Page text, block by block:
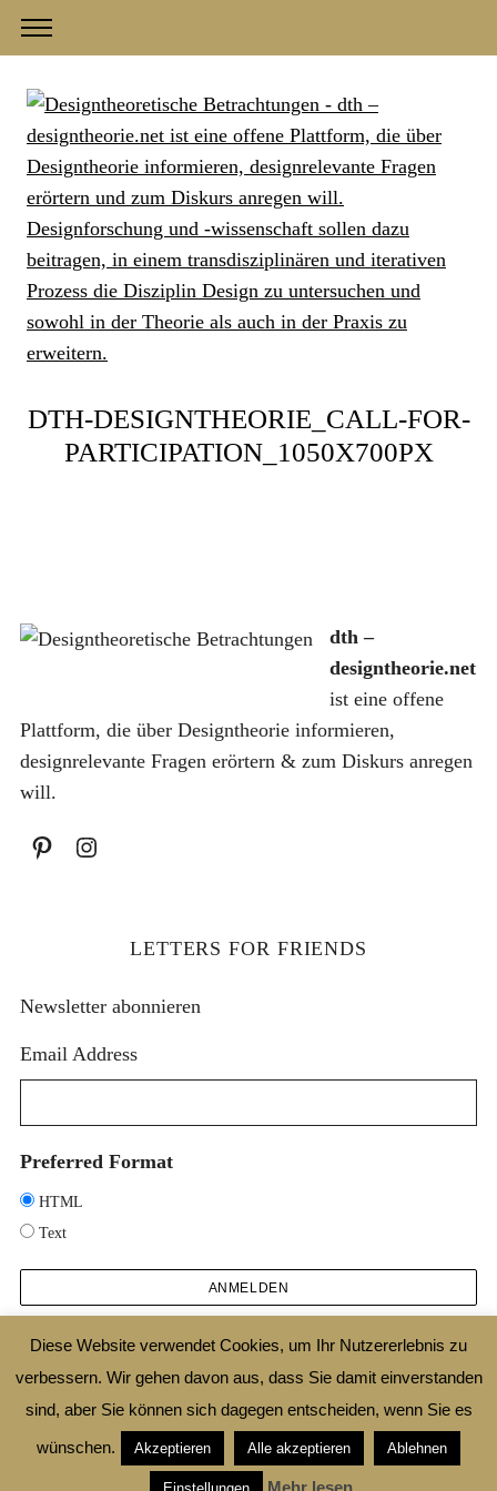
DTH-DESIGNTHEORIE_CALL-FOR-
PARTICIPATION_1050X700PX
dth –
designtheorie.net
ist eine offene
Plattform, die über Designtheorie informieren,
designrelevante Fragen erörtern & zum Diskurs anregen
will.
LETTERS FOR FRIENDS
Newsletter abonnieren
Email Address
Preferred Format
HTML
Text
2025 © DESIGNTHEORIE.NET |IMPRESSUM|DATENSCHUTZ|SHOP|AGB
|WIDERRUFSBELEHRUNG
ZURÜCK ZUM ANFANG
S
h
n
Diese Website verwendet Cookies, um Ihr Nutzererlebnis zu
verbessern. Wir gehen davon aus, dass Sie damit einverstanden
sind, aber Sie können sich dagegen entscheiden, wenn Sie es
wünschen.
Akzeptieren Alle akzeptieren Ablehnen
Mehr lesen